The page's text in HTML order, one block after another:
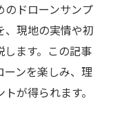
のドローンサンプ
、現地の実情や初
ます。この記事
ーンを楽しみ、理
が得られます。